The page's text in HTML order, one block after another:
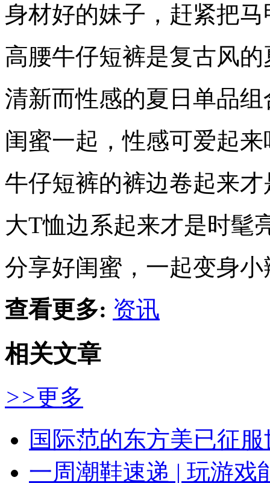
身材好的妹子，赶紧把
高腰牛仔短裤是复古风
清新而性感的夏日单品组
闺蜜一起，性感可爱起来
牛仔短裤的裤边卷起来
大T恤边系起来才是时髦
分享好闺蜜，一起变身小
查看更多: 资讯
相关文章
>>更多
国际范的东方美已征
一周潮鞋速递 | 玩游戏